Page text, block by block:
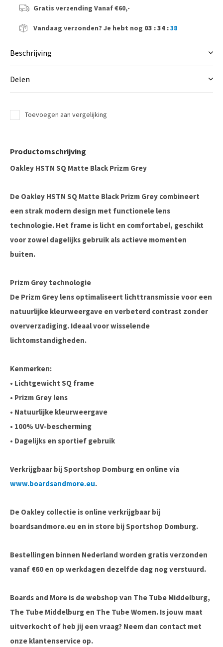
Gratis verzending Vanaf €60,-
Vandaag verzonden? Je hebt nog 03 : 34 :37
Beschrijving
Delen
Toevoegen aan vergelijking
Productomschrijving
Oakley HSTN SQ Matte Black Prizm Grey
De Oakley HSTN SQ Matte Black Prizm Grey combineert
een strak modern design met functionele lens
technologie. Het frame is licht en comfortabel, geschikt
voor zowel dagelijks gebruik als actieve momenten
buiten.
Prizm Grey technologie
De Prizm Grey lens optimaliseert lichttransmissie voor een
natuurlijke kleurweergave en verbeterd contrast zonder
oververzadiging. Ideaal voor wisselende
lichtomstandigheden.
Kenmerken:
• Lichtgewicht SQ frame
• Prizm Grey lens
• Natuurlijke kleurweergave
• 100% UV-bescherming
• Dagelijks en sportief gebruik
Verkrijgbaar bij Sportshop Domburg en online via
www.boardsandmore.eu.
De Oakley collectie is online verkrijgbaar bij
boardsandmore.eu en in store bij Sportshop Domburg.
Bestellingen binnen Nederland worden gratis verzonden
vanaf €60 en op werkdagen dezelfde dag nog verstuurd.
Boards and More is de webshop van The Tube Middelburg,
The Tube Middelburg en The Tube Women. Is jouw maat
uitverkocht of heb jij een vraag? Neem dan contact met
onze klantenservice op.